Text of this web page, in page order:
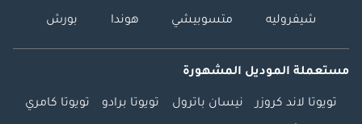
شيفروليه متسوبيشي هوندا بورش
مستعملة الموديل المشهورة
تويوتا لاند كروزر نيسان باترول تويوتا برادو تويوتا كامري